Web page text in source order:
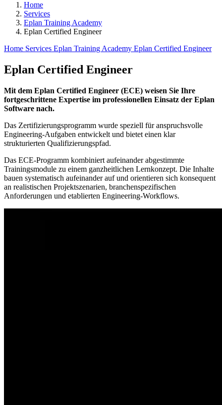
Home
Services
Eplan Training Academy
Eplan Certified Engineer
Home Services Eplan Training Academy Eplan Certified Engineer
Eplan Certified Engineer
Mit dem Eplan Certified Engineer (ECE) weisen Sie Ihre
fortgeschrittene Expertise im professionellen Einsatz der Eplan
Software nach.
Das Zertifizierungsprogramm wurde speziell für anspruchsvolle
Engineering-Aufgaben entwickelt und bietet einen klar
strukturierten Qualifizierungspfad.
Das ECE-Programm kombiniert aufeinander abgestimmte
Trainingsmodule zu einem ganzheitlichen Lernkonzept. Die Inhalte
bauen systematisch aufeinander auf und orientieren sich konsequent
an realistischen Projektszenarien, branchenspezifischen
Anforderungen und etablierten Engineering-Workflows.